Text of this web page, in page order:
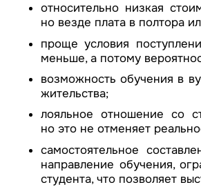
относительно низкая
но везде плата в полтора
проще условия
меньше, а потому
возможность обучения в
жительства;
лояльное отношение со
но это не отменяет
самостоятельное
направление обучения,
студента, что позволяет